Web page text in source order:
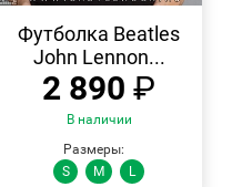
ПРОСМОТР
Футболка Beatles
John Lennon...
2 890 ₽
В наличии
Размеры:
S
M L